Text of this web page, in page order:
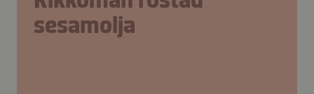
sesamolja